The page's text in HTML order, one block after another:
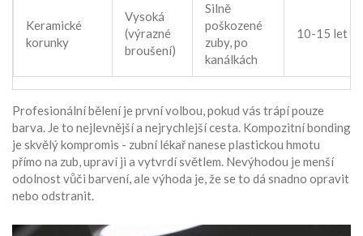
Keramické
korunky
Vysoká
(výrazné
broušení)
Silně
poškozené
zuby, po
kanálkách
10-15 let
Profesionální bělení je první volbou, pokud vás trápí pouze
barva. Je to nejlevnější a nejrychlejší cesta. Kompozitní bonding
je skvělý kompromis - zubní lékař nanese plastickou hmotu
přímo na zub, upraví ji a vytvrdí světlem. Nevýhodou je menší
odolnost vůči barvení, ale výhoda je, že se to dá snadno opravit
nebo odstranit.